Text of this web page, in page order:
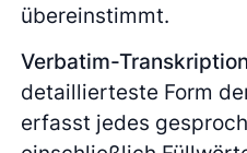
übereinstimmt.
Verbatim-Transkription
detaillierteste Form
erfasst jedes